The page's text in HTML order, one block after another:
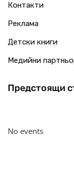
Контакти
Реклама
Детски книги
Медийни
Предстоящи
No events